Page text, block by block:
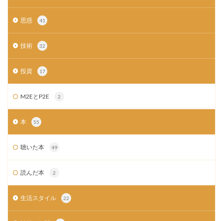
思惑 41
技術 32
投資 17
M2EとP2E 2
本 55
聴いた本 49
読んだ本 2
生活スタイル 22